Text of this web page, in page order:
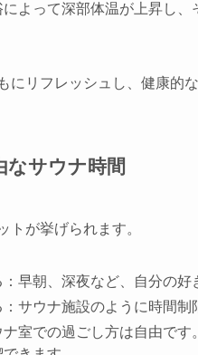
よって深部体温が上昇し
にリフレッシュし、健康的
なサウナ時間
トが挙げられます。
早朝、深夜など、自分の好
サウナ施設のように時間制
室での過ごし方は自由で